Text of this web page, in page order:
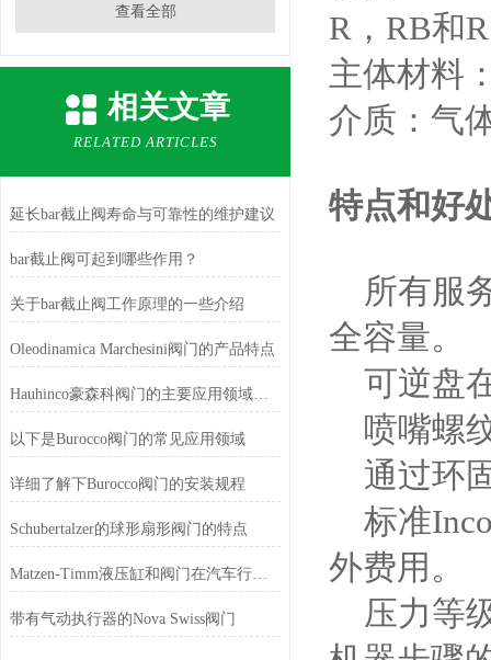
查看全部
相关文章
RELATED ARTICLES
延长bar截止阀寿命与可靠性的维护建议
bar截止阀可起到哪些作用？
关于bar截止阀工作原理的一些介绍
Oleodinamica Marchesini阀门的产品特点
Hauhinco豪森科阀门的主要应用领域有这些
以下是Burocco阀门的常见应用领域
详细了解下Burocco阀门的安装规程
Schubertalzer的球形扇形阀门的特点
Matzen-Timm液压缸和阀门在汽车行业的应用
带有气动执行器的Nova Swiss阀门
R ， RB和
主体材料
介质：气
特点和好
所有服
全容量。
可逆盘
喷嘴螺
通过环
标准
外费用。
压力等